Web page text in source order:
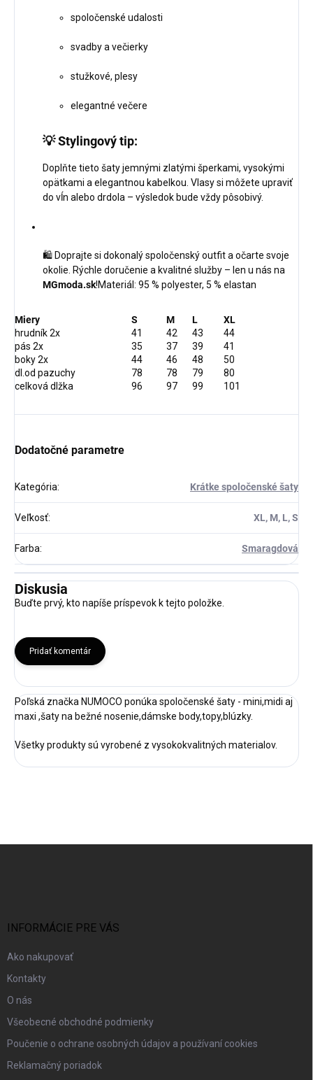
spoločenské udalosti
svadby a večierky
stužkové, plesy
elegantné večere
💡Stylingový tip:
Doplňte tieto šaty jemnými zlatými šperkami, vysokými
opätkami a elegantnou kabelkou. Vlasy si môžete upraviť
do vĺn alebo drdola – výsledok bude vždy pôsobivý.
🛍️ Doprajte si dokonalý spoločenský outfit a očarte svoje
okolie. Rýchle doručenie a kvalitné služby – len u nás na
MGmoda.sk!Materiál: 95 % polyester, 5 % elastan
Miery S M L
XL
hrudník 2x
41 42 43
44
pás 2x
35 37 39
41
boky 2x
44 46 48
50
dl.od pazuchy
78 78 79
80
celková dlžka
96 97 99 101
Dodatočné parametre
Kategória: Krátke spoločenské šaty
Veľkosť: XL, M, L, S
Farba: Smaragdová
Diskusia
Buďte prvý, kto napíše príspevok k tejto položke.
Pridať komentár
Poľská značka NUMOCO ponúka spoločenské šaty - mini,midi aj
maxi ,šaty na bežné nosenie,dámske body,topy,blúzky.
Všetky produkty sú vyrobené z vysokokvalitných materialov.
INFORMÁCIE PRE VÁS
Ako nakupovať
Kontakty
O nás
Všeobecné obchodné podmienky
Poučenie o ochrane osobných údajov a používaní cookies
Reklamačný poriadok